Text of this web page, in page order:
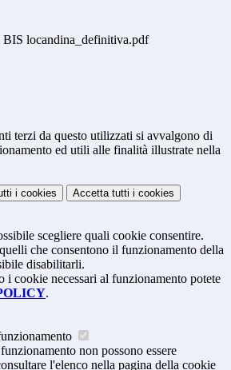
locandina_definitiva.pdf
terzi da questo utilizzati si avvalgono di
ed utili alle finalità illustrate nella
i cookies Accetta tutti i cookies
scegliere quali cookie consentire.
che consentono il funzionamento della
disabilitarli.
i cookie necessari al funzionamento potete
.
non possono essere
l'elenco nella pagina della cookie